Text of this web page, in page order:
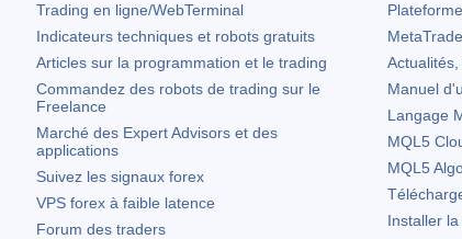
Trading en ligne/WebTerminal
Indicateurs techniques et robots gratuits
Articles sur la programmation et le trading
Commandez des robots de trading sur le
Freelance
Marché des Expert Advisors et des
applications
Suivez les signaux forex
VPS forex à faible latence
Forum des traders
Manuel
Langage
MQL5
MQL5
Installer